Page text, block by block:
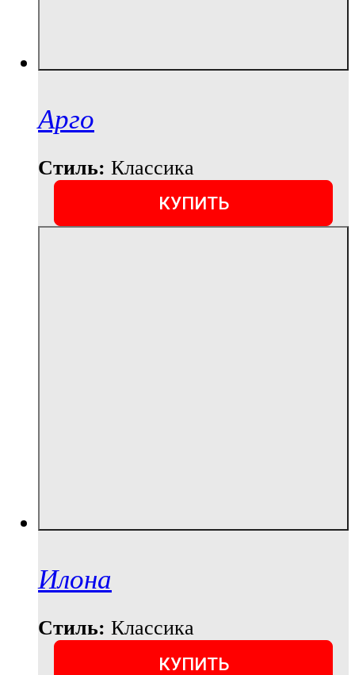
Арго
Стиль: Классика
КУПИТЬ
Илона
Стиль: Классика
КУПИТЬ